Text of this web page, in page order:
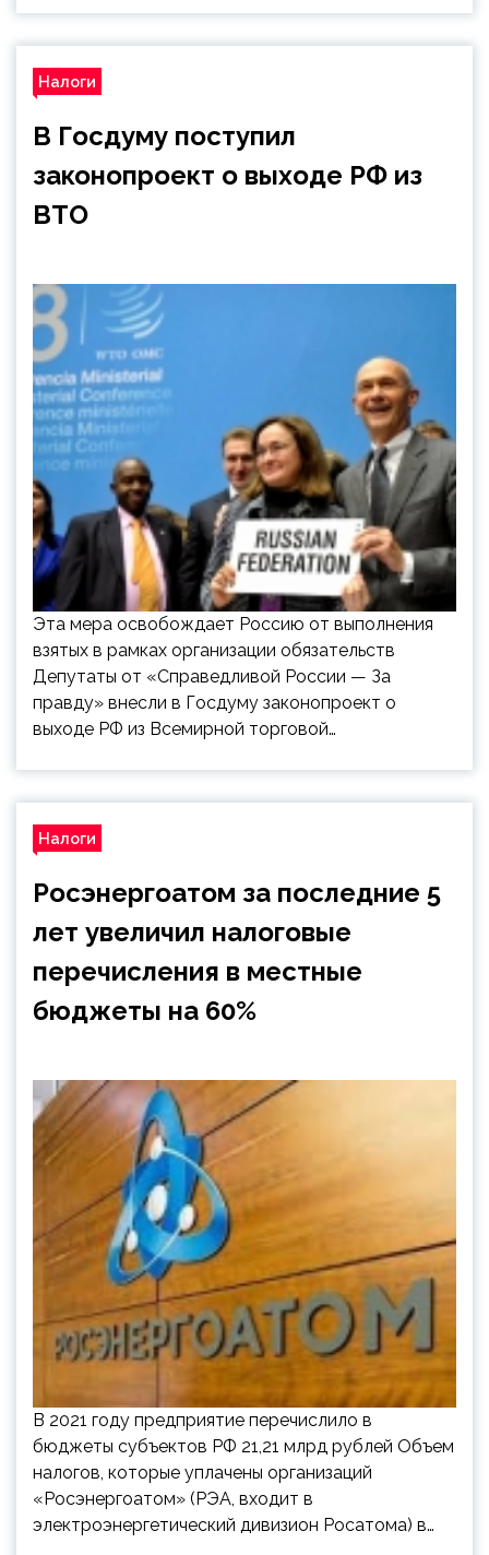
Налоги
В Госдуму поступил
законопроект о выходе РФ из
ВТО
Эта мера освобождает Россию от выполнения
взятых в рамках организации обязательств
Депутаты от «Справедливой России — За
правду» внесли в Госдуму законопроект о
выходе РФ из Всемирной торговой…
Налоги
Росэнергоатом за последние 5
лет увеличил налоговые
перечисления в местные
бюджеты на 60%
В 2021 году предприятие перечислило в
бюджеты субъектов РФ 21,21 млрд рублей Объем
налогов, которые уплачены организаций
«Росэнергоатом» (РЭА, входит в
электроэнергетический дивизион Росатома) в…